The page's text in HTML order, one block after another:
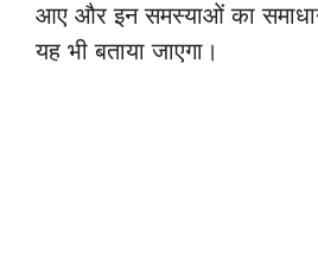
आए और इन समस्याओं का
यह भी बताया जाएगा।